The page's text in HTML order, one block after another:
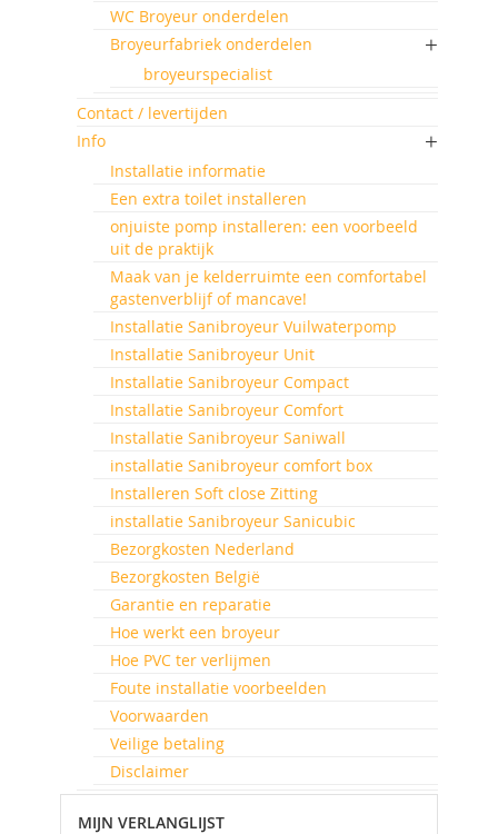
WC Broyeur onderdelen
Broyeurfabriek onderdelen
broyeurspecialist
Contact / levertijden
Info
Installatie informatie
Een extra toilet installeren
onjuiste pomp installeren: een voorbeeld
uit de praktijk
Maak van je kelderruimte een comfortabel
gastenverblijf of mancave!
Installatie Sanibroyeur Vuilwaterpomp
Installatie Sanibroyeur Unit
Installatie Sanibroyeur Compact
Installatie Sanibroyeur Comfort
Installatie Sanibroyeur Saniwall
installatie Sanibroyeur comfort box
Installeren Soft close Zitting
installatie Sanibroyeur Sanicubic
Bezorgkosten Nederland
Bezorgkosten België
Garantie en reparatie
Hoe werkt een broyeur
Hoe PVC ter verlijmen
Foute installatie voorbeelden
Voorwaarden
Veilige betaling
Disclaimer
MIJN VERLANGLIJST